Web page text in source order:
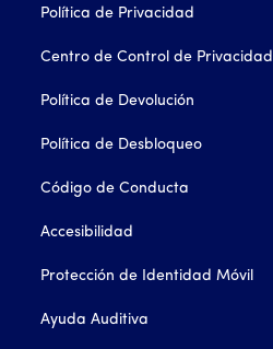
Política de Privacidad
Centro de Control de Privacidad
Política de Devolución
Política de Desbloqueo
Código de Conducta
Accesibilidad
Protección de Identidad Móvil
Ayuda Auditiva